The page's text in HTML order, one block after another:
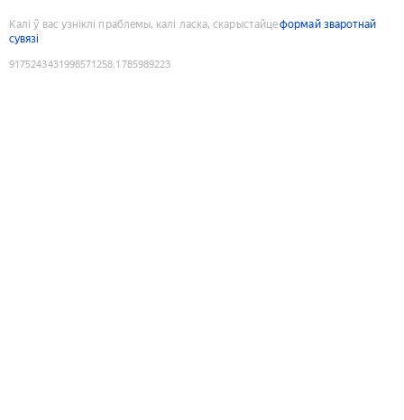
Калі ў вас узніклі праблемы, калі ласка, скарыстайцеформай зваротнай
сувязі
9175243431998571258:1785989223